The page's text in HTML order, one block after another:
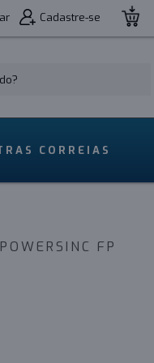
Cadastre-se
CORREIAS
FP